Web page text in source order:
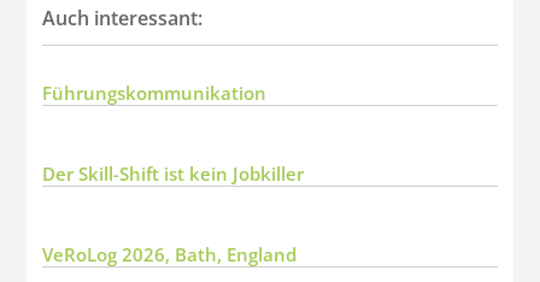
Auch interessant:
Führungskommunikation
Der Skill-Shift ist kein Jobkiller
VeRoLog 2026, Bath, England